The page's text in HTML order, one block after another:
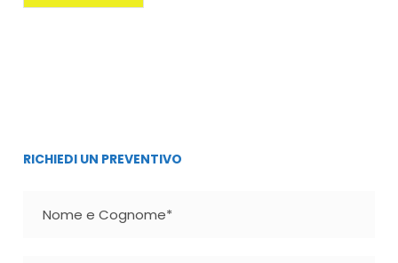
RICHIEDI UN PREVENTIVO